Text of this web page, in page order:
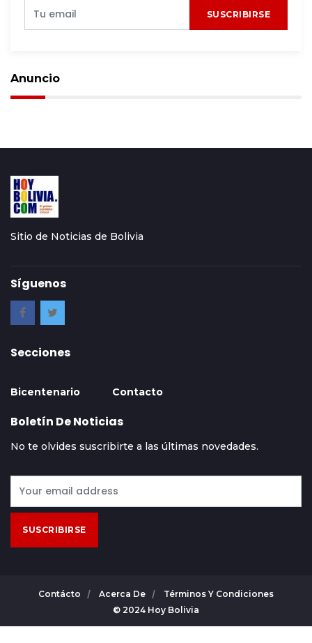
SUSCRIBIRSE
Anuncio
Sitio de Noticias de Bolivia
Síguenos
Secciones
Bicentenario Contacto
Boletín De Noticias
No te olvides suscribirte a las últimas novedades.
SUSCRIBIRSE
© 2024 Hoy Bolivia
Contácto Acerca De Términos Y Condiciones